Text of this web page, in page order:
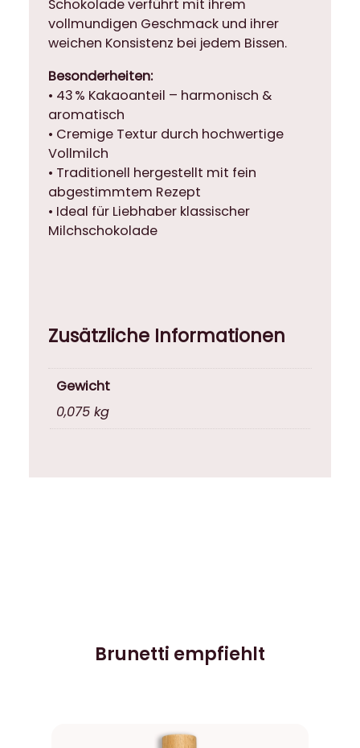
Schokolade verführt mit ihrem
vollmundigen Geschmack und ihrer
weichen Konsistenz bei jedem Bissen.
Besonderheiten:
• 43 % Kakaoanteil – harmonisch &
aromatisch
• Cremige Textur durch hochwertige
Vollmilch
• Traditionell hergestellt mit fein
abgestimmtem Rezept
• Ideal für Liebhaber klassischer
Milchschokolade
Zusätzliche Informationen
Gewicht
0,075 kg
Brunetti empfiehlt